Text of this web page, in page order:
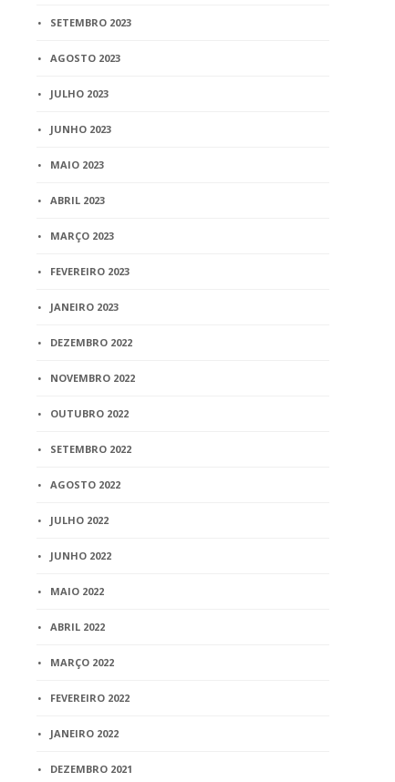
SETEMBRO 2023
AGOSTO 2023
JULHO 2023
JUNHO 2023
MAIO 2023
ABRIL 2023
MARÇO 2023
FEVEREIRO 2023
JANEIRO 2023
DEZEMBRO 2022
NOVEMBRO 2022
OUTUBRO 2022
SETEMBRO 2022
AGOSTO 2022
JULHO 2022
JUNHO 2022
MAIO 2022
ABRIL 2022
MARÇO 2022
FEVEREIRO 2022
JANEIRO 2022
DEZEMBRO 2021